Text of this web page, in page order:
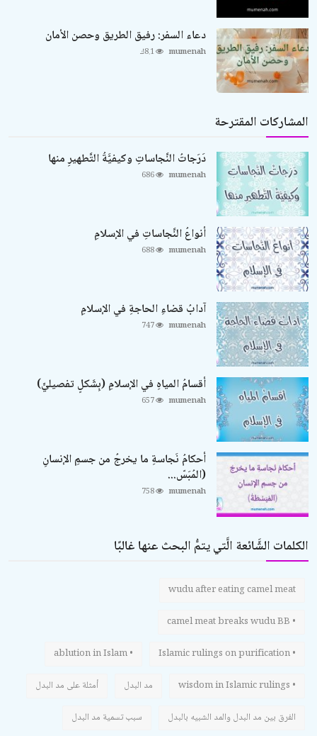
دعاء السفر: رفيق الطريق وحصن الأمان
mumenah
المشاركات المقترحة
دَرَجاتُ النَّجاساتِ وكيفيَّةُ التَّطهيرِ منها
mumenah
أنواعُ النَّجاساتِ في الإسلامِ
mumenah
آدابُ قضاءِ الحاجةِ في الإسلامِ
mumenah
أقسامُ المياهِ في الإسلامِ (بِشَكلٍ تفصيليٍّ)
mumenah
أحكامُ نَجاسةِ ما يخرجُ من جسمِ الإنسانِ
(المُبَسّ...
mumenah
الكلمات الشَّائعة الَّتي يتمُّ البحث عنها غالبًا
wudu after eating camel meat
• camel meat breaks wudu BB
• Islamic rulings on purification
• ablution in Islam
• wisdom in Islamic rulings مد البدل أمثلة على مد البدل
الفرق بين مد البدل والمد الشبيه بالبدل سبب تسمية مد البدل